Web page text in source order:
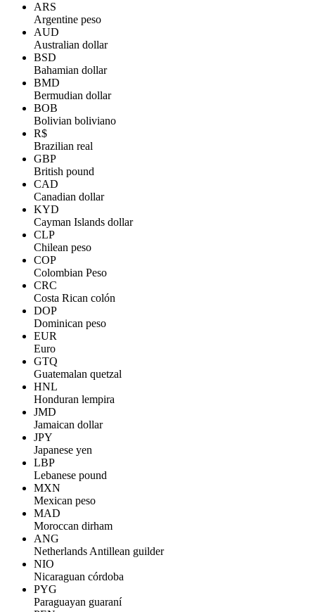
ARS
Argentine peso
AUD
Australian dollar
BSD
Bahamian dollar
BMD
Bermudian dollar
BOB
Bolivian boliviano
R$
Brazilian real
GBP
British pound
CAD
Canadian dollar
KYD
Cayman Islands dollar
CLP
Chilean peso
COP
Colombian Peso
CRC
Costa Rican colón
DOP
Dominican peso
EUR
Euro
GTQ
Guatemalan quetzal
HNL
Honduran lempira
JMD
Jamaican dollar
JPY
Japanese yen
LBP
Lebanese pound
MXN
Mexican peso
MAD
Moroccan dirham
ANG
Netherlands Antillean guilder
NIO
Nicaraguan córdoba
PYG
Paraguayan guaraní